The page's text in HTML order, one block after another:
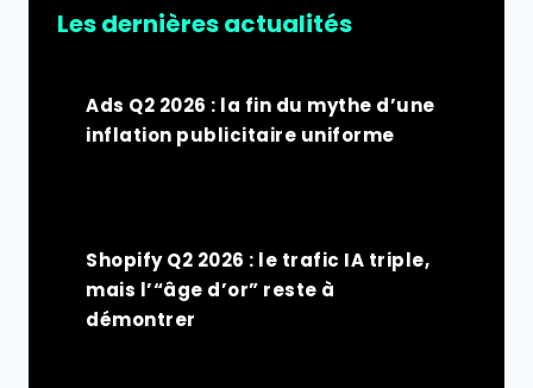
Les dernières actualités
Ads Q2 2026 : la fin du mythe d’une
inflation publicitaire uniforme
Shopify Q2 2026 : le trafic IA triple,
mais l’“âge d’or” reste à
démontrer